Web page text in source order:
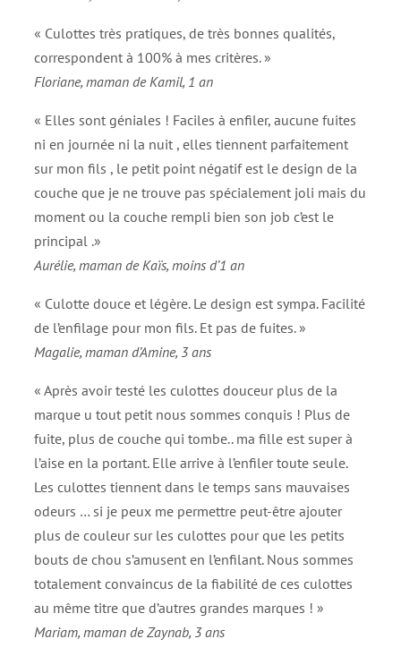
« Culottes très pratiques, de très bonnes qualités,
correspondent à 100% à mes critères. »
Floriane, maman de Kamil, 1 an
« Elles sont géniales ! Faciles à enfiler, aucune fuites
ni en journée ni la nuit , elles tiennent parfaitement
sur mon fils , le petit point négatif est le design de la
couche que je ne trouve pas spécialement joli mais du
moment ou la couche rempli bien son job c’est le
principal .»
Aurélie, maman de Kaïs, moins d’1 an
« Culotte douce et légère. Le design est sympa. Facilité
de l’enfilage pour mon fils. Et pas de fuites. »
Magalie, maman d’Amine, 3 ans
« Après avoir testé les culottes douceur plus de la
marque u tout petit nous sommes conquis ! Plus de
fuite, plus de couche qui tombe.. ma fille est super à
l’aise en la portant. Elle arrive à l’enfiler toute seule.
Les culottes tiennent dans le temps sans mauvaises
odeurs … si je peux me permettre peut-être ajouter
plus de couleur sur les culottes pour que les petits
bouts de chou s’amusent en l’enfilant. Nous sommes
totalement convaincus de la fiabilité de ces culottes
au même titre que d’autres grandes marques ! »
Mariam, maman de Zaynab, 3 ans